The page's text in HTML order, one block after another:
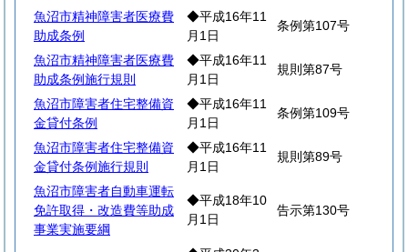
魚沼市精神障害者医療費
助成条例
◆平成16年11
月1日
条例第107号
魚沼市精神障害者医療費
助成条例施行規則
◆平成16年11
月1日
規則第87号
魚沼市障害者住宅整備資
金貸付条例
◆平成16年11
月1日
条例第109号
魚沼市障害者住宅整備資
金貸付条例施行規則
◆平成16年11
月1日
規則第89号
魚沼市障害者自動車運転
免許取得・改造費等助成
事業実施要綱
◆平成18年10
月1日
告示第130号